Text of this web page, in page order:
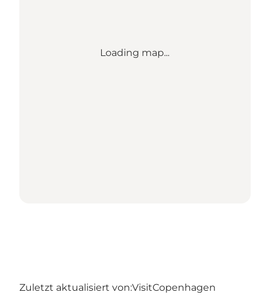
Loading map...
Zuletzt aktualisiert von:VisitCopenhagen